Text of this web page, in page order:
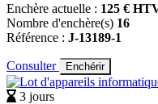
Enchère actuelle : 125 €
Nombre d'enchère(s) 16
Référence : J-13189-1
Consulter Enchérir
3 jours